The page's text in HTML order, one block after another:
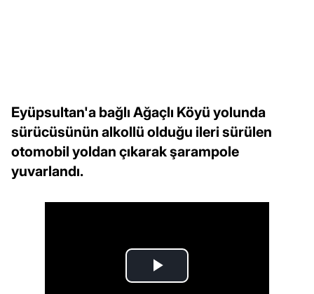
Eyüpsultan'a bağlı Ağaçlı Köyü yolunda
sürücüsünün alkollü olduğu ileri sürülen
otomobil yoldan çıkarak şarampole
yuvarlandı.